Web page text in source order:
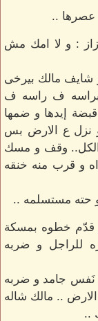
عصرها ..
: و لا امك مش
مالك بيرخى
ف راسه ف
إيدها و ضمها
و نزل ع الارض بس
الكل.. وقف و مسك
و قرب منه خنقه
حته مستسلمه ..
قدّم خطوه بمسكة
للراجل و ضربه
نَفس جامد و ضربه
.. مالك شاله
..